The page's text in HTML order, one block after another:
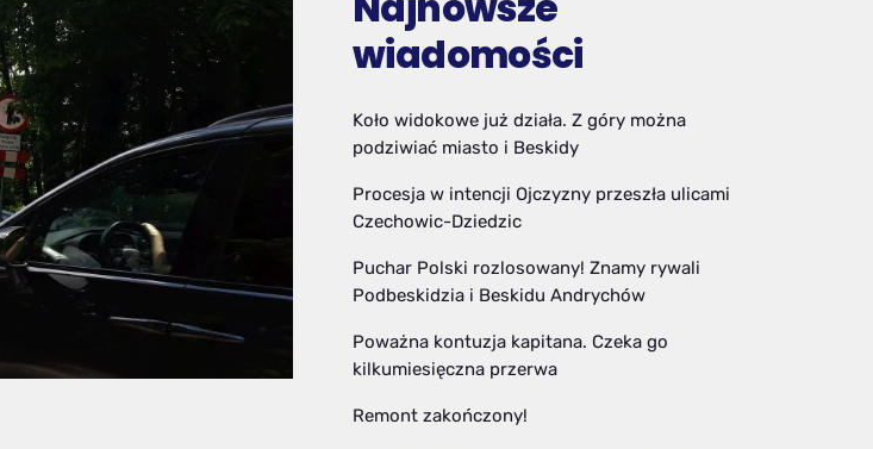
wiadomości
Koło widokowe już działa. Z góry można
podziwiać miasto i Beskidy
Procesja w intencji Ojczyzny przeszła ulicami
Czechowic-Dziedzic
Puchar Polski rozlosowany! Znamy rywali
Podbeskidzia i Beskidu Andrychów
Poważna kontuzja kapitana. Czeka go
kilkumiesięczna przerwa
Remont zakończony!